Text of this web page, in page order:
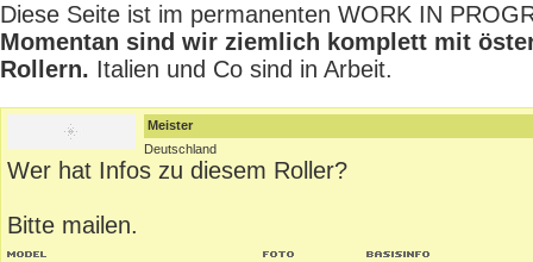
Diese Seite ist im permanenten WORK IN
Momentan sind wir ziemlich komplett mit
Rollern. Italien und Co sind in Arbeit.
Meister
Deutschland
Wer hat Infos zu diesem Roller?
Bitte mailen.